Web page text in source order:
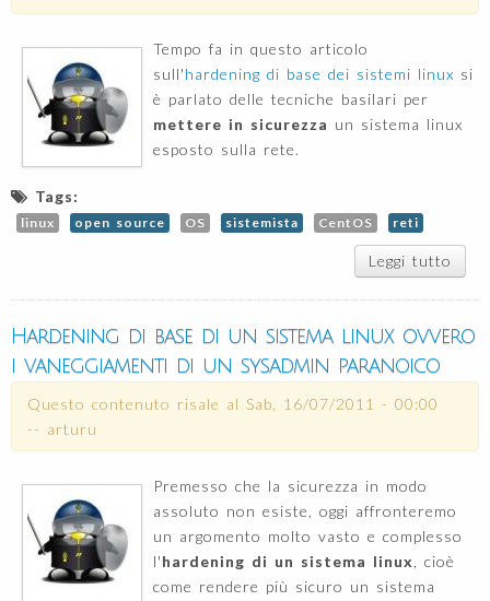
Tempo fa in questo articolo
sull'hardening di base dei sistemi linux si
è parlato delle tecniche basilari per
mettere in sicurezza un sistema linux
esposto sulla rete.
Tags:
linux open source OS sistemista CentOS reti
Leggi tutto
Hardening di base di un sistema linux ovvero
i vaneggiamenti di un sysadmin paranoico
Questo contenuto risale al Sab, 16/07/2011 - 00:00
-- arturu
Premesso che la sicurezza in modo
assoluto non esiste, oggi affronteremo
un argomento molto vasto e complesso
l'hardening di un sistema linux, cioè
come rendere più sicuro un sistema